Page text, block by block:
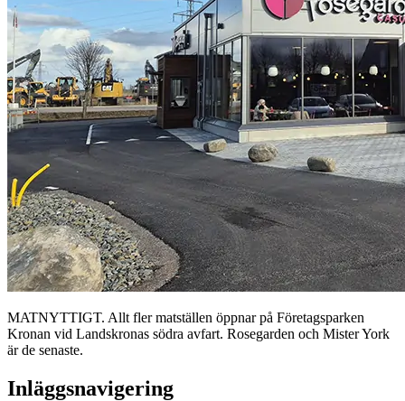
MATNYTTIGT. Allt fler matställen öppnar på Företagsparken
Kronan vid Landskronas södra avfart. Rosegarden och Mister York
är de senaste.
Inläggsnavigering